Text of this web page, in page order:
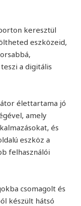
keresztül
eszközeid,
a digitális
élettartama jó
amely
és
eszköz a
felhasználói
csomagolt és
készült hátsó